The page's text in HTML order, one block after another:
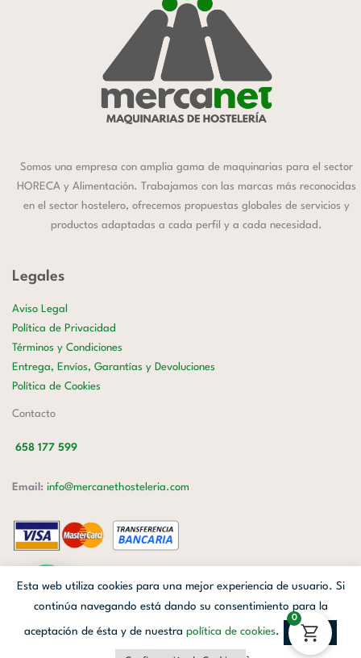
Somos una empresa con amplia gama de maquinarias para el sector
HORECA y Alimentación. Trabajamos con las marcas más reconocidas
en el sector hostelero, ofrecemos propuestas globales de servicios y
productos adaptadas a cada perfil y a cada necesidad.
Legales
Aviso Legal
Política de Privacidad
Términos y Condiciones
Entrega, Envíos, Garantías y Devoluciones
Política de Cookies
Contacto
658 177 599
Email: info@mercanethosteleria.com
Mercanet © 2026.| Diseñado porAvanzada Digital| Webmaster
Facebook Linkedin Instagram
Esta web utiliza cookies para una mejor experiencia de usuario. Si
continúa navegando está dando su consentimiento para la
aceptación de ésta y de nuestra política de cookies. Aceptar
0